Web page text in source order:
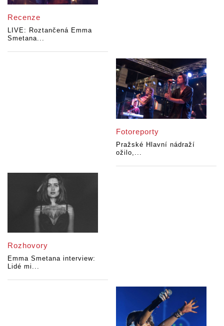
Recenze
LIVE: Roztančená Emma
Smetana...
Fotoreporty
Pražské Hlavní nádraží
ožilo,...
Rozhovory
Emma Smetana interview:
Lidé mi...